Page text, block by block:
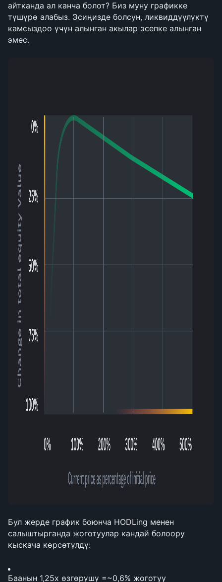
айтканда ал канча болот? Биз муну графикке
түшүрө алабыз. Эсиңизде болсун, ликвиддүүлүктү
камсыздоо үчүн алынган акылар эсепке алынган
эмес.
Бул жерде график боюнча HODLing менен
салыштырганда жоготуулар кандай болоору
кыскача көрсөтүлдү:
Баанын 1,25x өзгөрүшү =~0,6% жоготуу